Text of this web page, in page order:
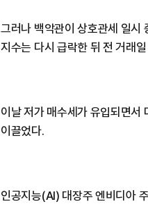
그러나 백악관이 상호관세 일시
지수는 다시 급락한 뒤 전 거래
이날 저가 매수세가 유입되면서
이끌었다.
인공지능(AI) 대장주 엔비디아